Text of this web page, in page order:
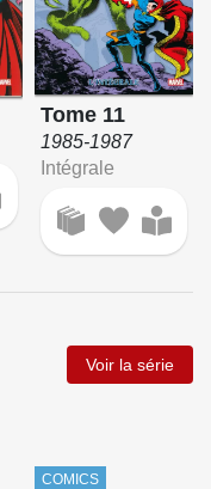
Tome 11
1985-1987
Intégrale
Voir la série
COMICS